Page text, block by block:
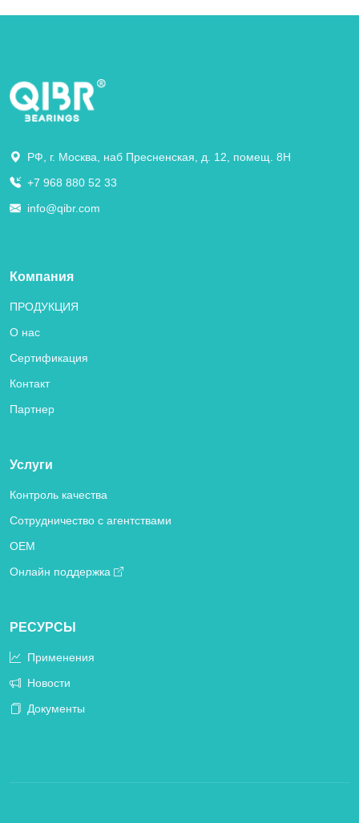
РФ, г. Москва, наб Пресненская, д. 12, помещ. 8Н
+7 968 880 52 33
info@qibr.com
Компания
ПРОДУКЦИЯ
О нас
Сертификация
Контакт
Партнер
Услуги
Контроль качества
Сотрудничество с агентствами
OEM
Онлайн поддержка
РЕСУРСЫ
Применения
Новости
Документы